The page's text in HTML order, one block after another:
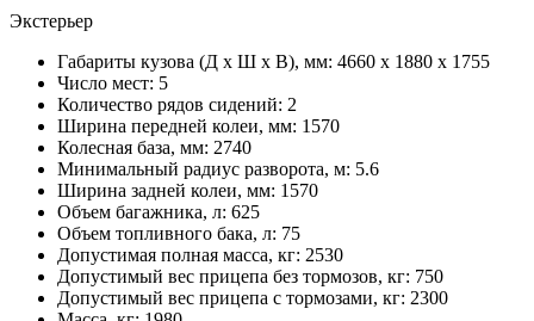
Экстерьер
Габариты кузова (Д x Ш x В), мм: 4660 x 1880 x 1755
Число мест: 5
Количество рядов сидений: 2
Ширина передней колеи, мм: 1570
Колесная база, мм: 2740
Минимальный радиус разворота, м: 5.6
Ширина задней колеи, мм: 1570
Объем багажника, л: 625
Объем топливного бака, л: 75
Допустимая полная масса, кг: 2530
Допустимый вес прицепа без тормозов, кг: 750
Допустимый вес прицепа с тормозами, кг: 2300